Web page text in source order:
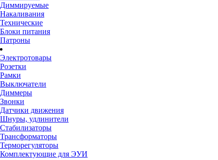
Диммируемые
Накаливания
Технические
Блоки питания
Патроны
Электротовары
Розетки
Рамки
Выключатели
Диммеры
Звонки
Датчики движения
Шнуры, удлинители
Стабилизаторы
Трансформаторы
Терморегуляторы
Комплектующие для ЭУИ